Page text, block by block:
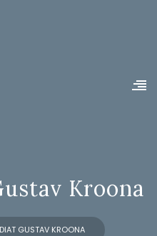
Kroona
GUSTAV KROONA